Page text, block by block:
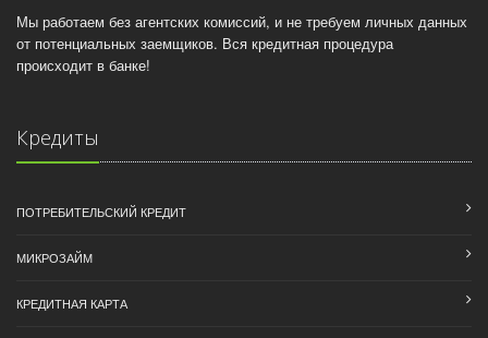
Мы работаем без агентских комиссий, и не требуем личных данных
от потенциальных заемщиков. Вся кредитная процедура
происходит в банке!
Кредиты
ПОТРЕБИТЕЛЬСКИЙ КРЕДИТ
МИКРОЗАЙМ
КРЕДИТНАЯ КАРТА